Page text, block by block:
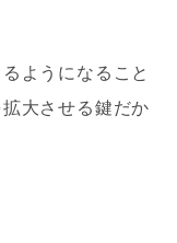
ようになること
大させる鍵だか